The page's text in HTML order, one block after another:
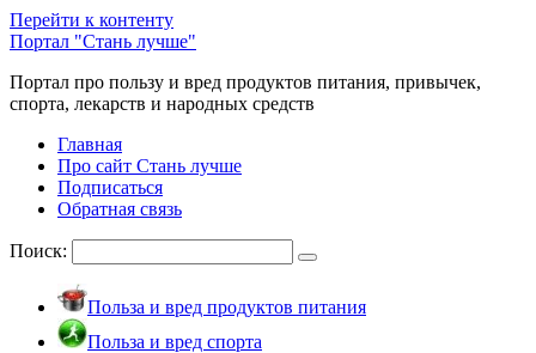
Перейти к контенту
Портал "Стань лучше"
Портал про пользу и вред продуктов питания, привычек,
спорта, лекарств и народных средств
Главная
Про сайт Стань лучше
Подписаться
Обратная связь
Поиск:
Польза и вред продуктов питания
Польза и вред спорта